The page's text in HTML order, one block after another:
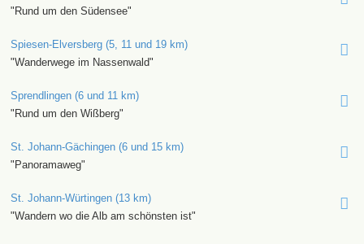
"Rund um den Südensee"
Spiesen-Elversberg (5, 11 und 19 km)
"Wanderwege im Nassenwald"
Sprendlingen (6 und 11 km)
"Rund um den Wißberg"
St. Johann-Gächingen (6 und 15 km)
"Panoramaweg"
St. Johann-Würtingen (13 km)
"Wandern wo die Alb am schönsten ist"